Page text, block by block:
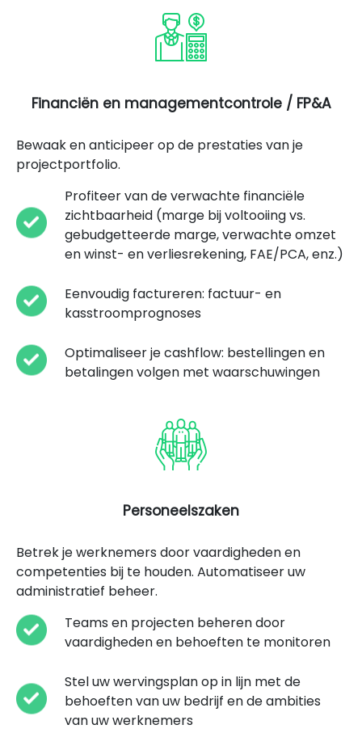
Financiën en managementcontrole / FP&A
Bewaak en anticipeer op de prestaties van je
projectportfolio.
Profiteer van de verwachte financiële
zichtbaarheid (marge bij voltooiing vs.
gebudgetteerde marge, verwachte omzet
en winst- en verliesrekening, FAE/PCA, enz.)
Eenvoudig factureren: factuur- en
kasstroomprognoses
Optimaliseer je cashflow: bestellingen en
betalingen volgen met waarschuwingen
Personeelszaken
Betrek je werknemers door vaardigheden en
competenties bij te houden. Automatiseer uw
administratief beheer.
Teams en projecten beheren door
vaardigheden en behoeften te monitoren
Stel uw wervingsplan op in lijn met de
behoeften van uw bedrijf en de ambities
van uw werknemers